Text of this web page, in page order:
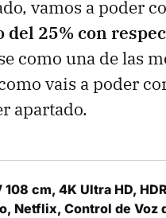
vamos a poder
25% con
como una de las
vais a poder
apartado.
cm, 4K Ultra HD,
Netflix, Control de Voz